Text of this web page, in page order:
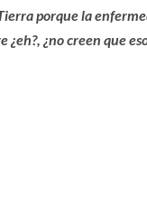
porque la
¿no creen que